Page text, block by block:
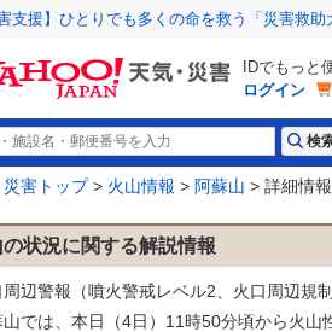
害支援】ひとりでも多くの命を救う「災害救助
IDでもっと
ログイン
災害トップ> 火山情報 > 阿蘇山 > 詳細情報
の状況に関する解説情報
周辺警報（噴火警戒レベル2、火口周辺規
では、本日（4日）11時50分頃から火山